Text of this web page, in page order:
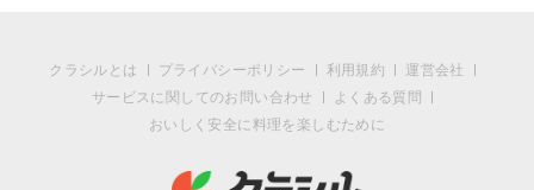
クラシルとは プライバシーポリシー 利用規約
運営会社
サービスに関してのお問い合わせ
よくある質問
おいしく安全に料理を楽しむために